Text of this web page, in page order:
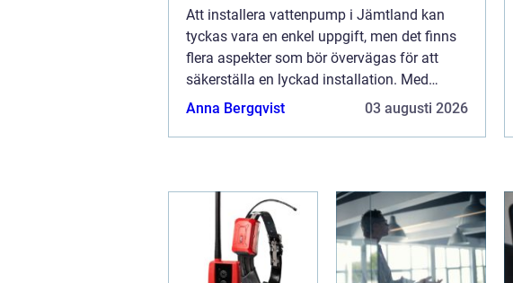
Att installera vattenpump i Jämtland kan
tyckas vara en enkel uppgift, men det finns
flera aspekter som bör övervägas för att
säkerställa en lyckad installation. Med
Jämtlands varierande klimat och landskap
Anna Bergqvist 03 augusti 2026